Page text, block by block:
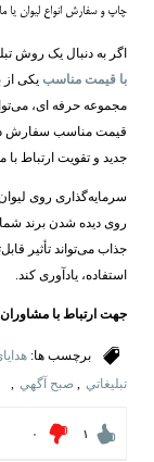
چاپ و سفارش انواع لیوان یا
اگر به دنبال یک روش
با قیمت مناسب یکی از
مجموعه حرفه ‌ای،
قیمت مناسب سفارش
جدید و تقویت ارتباط با
سرمایه‌گذاری روی
روی دیده شدن برند
جذاب می‌تواند تأثیر
استفاده، یادآوری کند.
جهت ارتباط با مشاوران صبح آگهی با
برچسب ها:
تبليغاتي , صبح آگهي ,
۱ ۰